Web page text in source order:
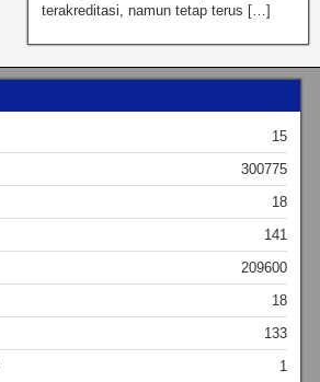
terakreditasi, namun tetap terus […]
15
300775
18
141
209600
18
133
1